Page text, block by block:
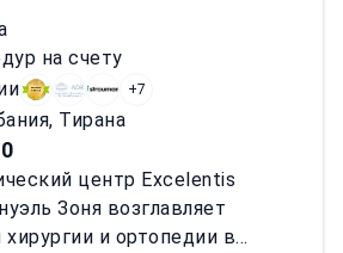
на счету
+7
Тирана
центр Excelentis
Зоня возглавляет
хирургии и ортопедии в